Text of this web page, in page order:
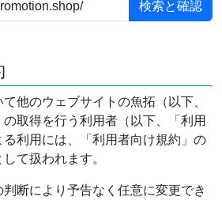
て他のウェブサイトの魚拓（以下、
の取得を行う利用者（以下、「利用
利用には、「利用者向け規約」の
て扱われます。
断により予告なく任意に変更でき